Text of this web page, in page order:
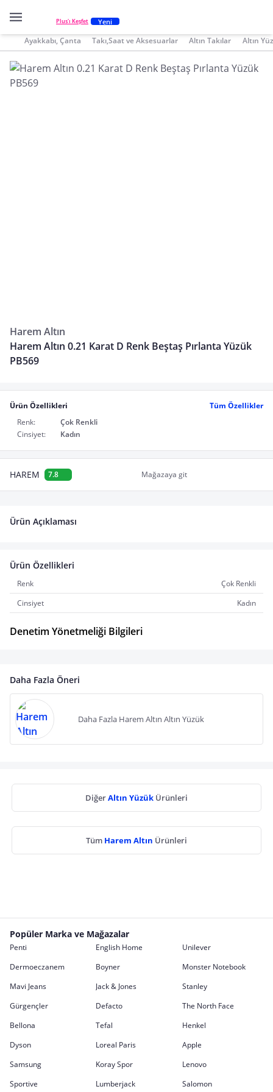
Plus'ı Keşfet Yeni
Ayakkabı, Çanta Takı,Saat ve Aksesuarlar Altın Takılar Altın
Harem Altın
Harem Altın 0.21 Karat D Renk Beştaş Pırlanta Yüzük
PB569
Ürün Özellikleri
Tüm Özellikler
Renk:
Çok Renkli
Cinsiyet:
Kadın
HAREM 7.8 Mağazaya git
Ürün Açıklaması
Ürün Özellikleri
Renk
Çok Renkli
Cinsiyet
Kadın
Denetim Yönetmeliği Bilgileri
Daha Fazla Öneri
Daha Fazla Harem Altın Altın Yüzük
DiğerAltın Yüzük Ürünleri
Tüm Harem Altın Ürünleri
Popüler Marka ve Mağazalar
Penti English Home
Unilever
Dermoeczanem
Boyner
Monster Notebook
Mavi Jeans
Jack & Jones
Stanley
Gürgençler
Defacto
The North Face
Bellona
Tefal
Henkel
Dyson
Loreal Paris
Apple
Samsung
Koray Spor
Lenovo
Sportive
Lumberjack Salomon